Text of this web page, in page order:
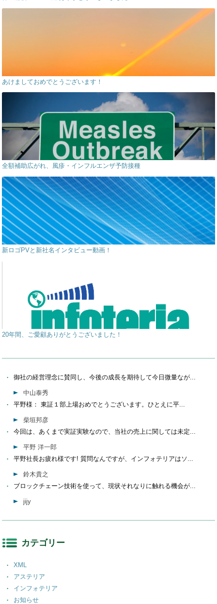
あけましておめでとうございます！
全額補助広がれ、風疹・インフルエンザ予防接種
新ロゴPVと新社名インタビュー動画！
20年間、ご愛顧ありがとうございました！
御社の経営理念に賛同し、今後の成長を期待して今日微量なが...
中山泰秀
平野様： 東証１部上場おめでとうございます。ひとえに平...
柴垣邦彦
今回は、あくまで実証実験なので、当社の売上に関しては未定...
平野 洋一郎
平野社長お疲れ様です! 質問なんですが、インフォテリアはソ...
鈴木貴之
ブロックチェーン技術を使って、現状それなりに触れる機会が...
jijy
カテゴリー
XML
アステリア
インフォテリア
お知らせ